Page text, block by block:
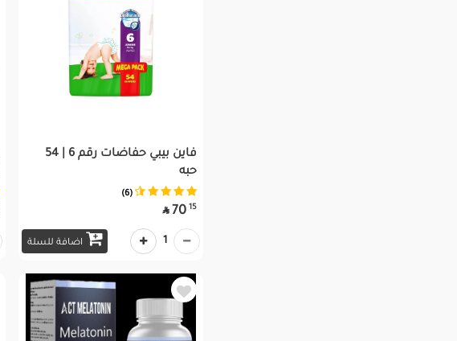
فاين بيبي حفاضات رقم 6 | 54
حبه
(6)
15
70

اضافة للسلة 1